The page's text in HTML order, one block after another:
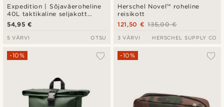
Expedition | Sõjaväeroheline
40L taktikaline seljakott
patch-paneeliga
54,95 €
5 VÄRVI OTSU
Herschel Novel™ roheline
reisikott
135,00 €
121,50 €
3 VÄRVI HERSCHEL SUPPLY CO
-10% -10%